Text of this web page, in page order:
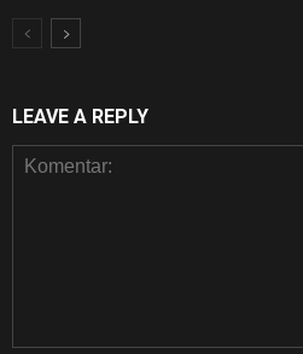
LEAVE A REPLY